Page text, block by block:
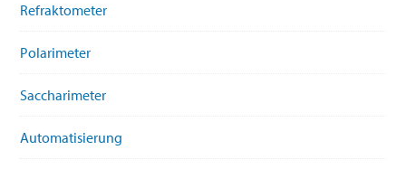
Refraktometer
Polarimeter
Saccharimeter
Automatisierung